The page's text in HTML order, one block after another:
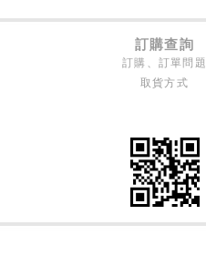
訂購查詢
訂購、訂單問題
取貨方式